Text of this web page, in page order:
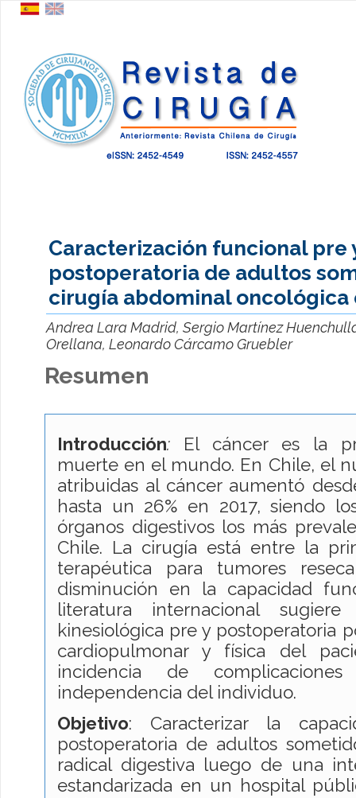
Caracterización funcional pre
postoperatoria de adultos
cirugía abdominal oncológica
Andrea Lara Madrid, Sergio Martínez
Orellana, Leonardo Cárcamo Gruebler
Resumen
Introducción: El cáncer es la
muerte en el mundo. En Chile, el
atribuidas al cáncer aumentó
hasta un 26% en 2017, siendo
órganos digestivos los más
Chile. La cirugía está entre la
terapéutica para tumores
disminución en la capacidad
literatura internacional
kinesiológica pre y postoperatoria
cardiopulmonar y física del
incidencia de
independencia del individuo.
Objetivo: Caracterizar la
postoperatoria de adultos
radical digestiva luego de una
estandarizada en un hospital